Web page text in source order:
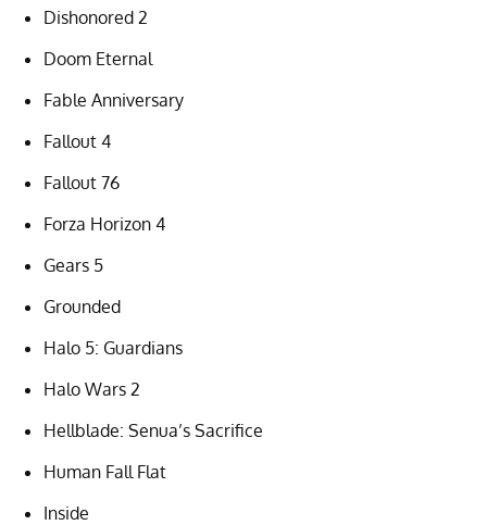
Dishonored 2
Doom Eternal
Fable Anniversary
Fallout 4
Fallout 76
Forza Horizon 4
Gears 5
Grounded
Halo 5: Guardians
Halo Wars 2
Hellblade: Senua’s Sacrifice
Human Fall Flat
Inside